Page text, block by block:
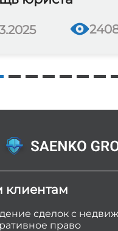
клиентам
сделок с
право